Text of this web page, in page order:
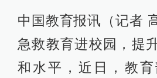
中国教育报讯（记者
急救教育进校园，提
和水平，近日，教